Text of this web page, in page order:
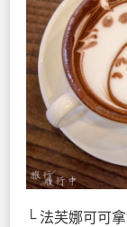
└ 法芙娜可可